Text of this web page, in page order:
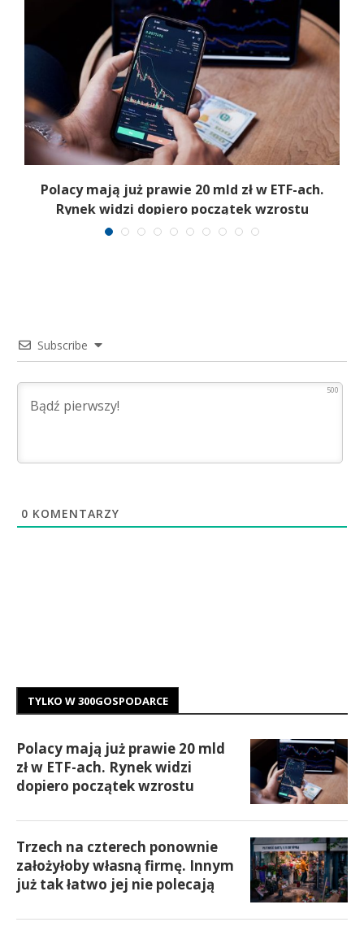
Polacy mają już prawie 20 mld zł w ETF-ach.
Rynek widzi dopiero początek wzrostu
Subscribe
500
0 KOMENTARZY
TYLKO W 300GOSPODARCE
Polacy mają już prawie 20 mld
zł w ETF-ach. Rynek widzi
dopiero początek wzrostu
Trzech na czterech ponownie
założyłoby własną firmę. Innym
już tak łatwo jej nie polecają